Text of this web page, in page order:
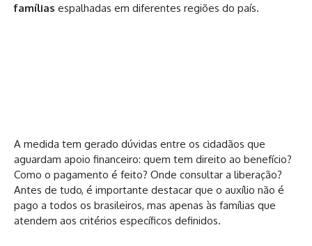
famílias espalhadas em diferentes regiões do país.
A medida tem gerado dúvidas entre os cidadãos que
aguardam apoio financeiro: quem tem direito ao benefício?
Como o pagamento é feito? Onde consultar a liberação?
Antes de tudo, é importante destacar que o auxílio não é
pago a todos os brasileiros, mas apenas às famílias que
atendem aos critérios específicos definidos.